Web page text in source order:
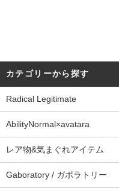
カテゴリーから探す
Radical Legitimate
AbilityNormal×avatara
レア物&気まぐれアイテム
Gaboratory / ガボラトリー